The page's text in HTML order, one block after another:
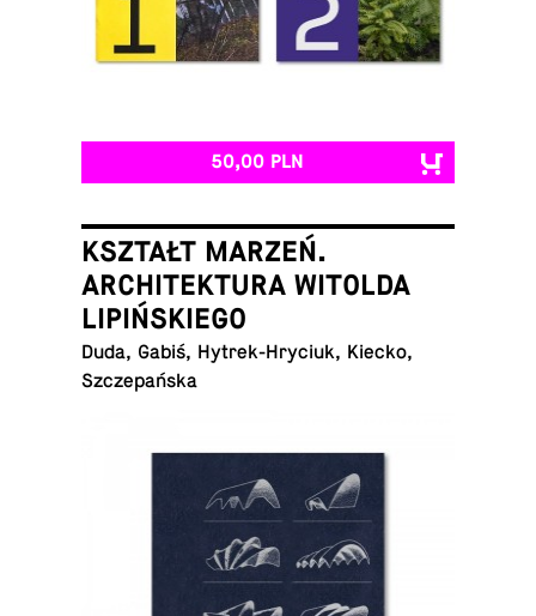
50,00 PLN
KSZTAŁT MARZEŃ.
ARCHITEKTURA WITOLDA
LIPIŃSKIEGO
Duda, Gabiś, Hy­trek-Hry­ciuk, Kiecko,
Szczepańska